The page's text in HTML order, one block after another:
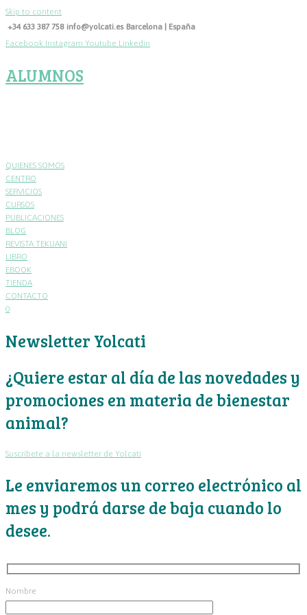
Skip to content
+34 633 387 758 info@yolcati.es Barcelona | España
Facebook Instagram Youtube Linkedin
ALUMNOS
QUIENES SOMOS
CENTRO
SERVICIOS
CURSOS
PUBLICACIONES
BLOG
REVISTA TEKUANI
LIBRO
EBOOK
TIENDA
CONTACTO
0
Newsletter Yolcati
¿Quiere estar al día de las novedades y
promociones en materia de bienestar
animal?
Suscríbete a la newsletter de Yolcati
Le enviaremos un correo electrónico al
mes y podrá darse de baja cuando lo
desee.
Nombre